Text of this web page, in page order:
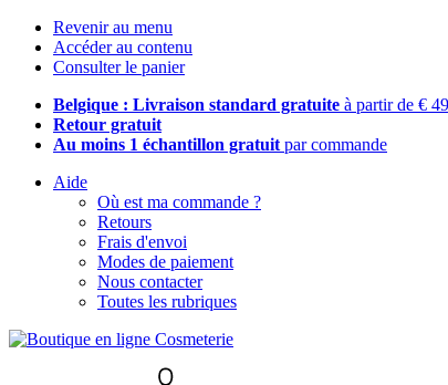
Revenir au menu
Accéder au contenu
Consulter le panier
Belgique : Livraison standard gratuite à partir de €
Retour gratuit
Au moins 1 échantillon gratuit par commande
Aide
Où est ma commande ?
Retours
Frais d'envoi
Modes de paiement
Nous contacter
Toutes les rubriques